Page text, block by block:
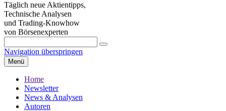
Täglich neue Aktientipps,
Technische Analysen
und Trading-Knowhow
von Börsenexperten
Navigation überspringen
Menü
Home
Newsletter
News & Analysen
Autoren